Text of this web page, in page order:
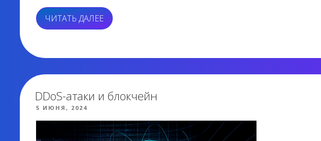
ЧИТАТЬ ДАЛЕЕ«ТРАМП,
РОСТ
REVENUEBOT»
DDoS-атаки и блокчейн
ОПУБЛИКОВАНО
5 ИЮНЯ, 2024